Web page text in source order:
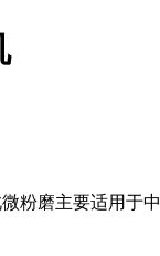
粉磨主要适用于